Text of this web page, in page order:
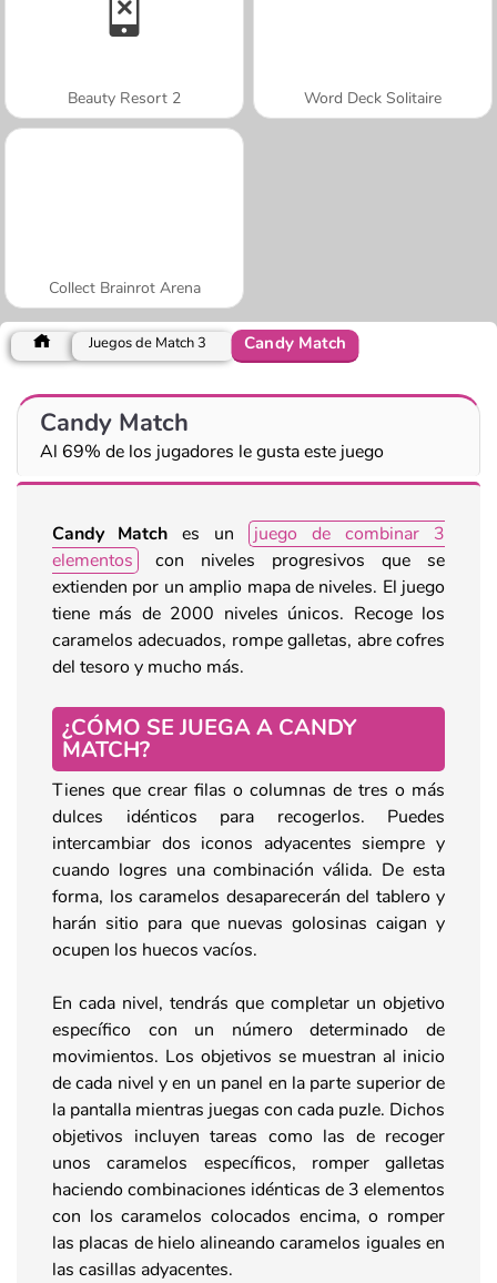
Beauty Resort 2 Word Deck Solitaire
Collect Brainrot Arena
Juegos de Match 3 Candy Match
Candy Match
Al 69% de los jugadores le gusta este juego
Candy Match es un
juego de combinar 3
elementos
con niveles progresivos que se
extienden por un amplio mapa de niveles. El juego
tiene más de 2000 niveles únicos. Recoge los
caramelos adecuados, rompe galletas, abre cofres
del tesoro y mucho más.
¿CÓMO SE JUEGA A CANDY
MATCH?
Tienes que crear filas o columnas de tres o más
dulces idénticos para recogerlos. Puedes
intercambiar dos iconos adyacentes siempre y
cuando logres una combinación válida. De esta
forma, los caramelos desaparecerán del tablero y
harán sitio para que nuevas golosinas caigan y
ocupen los huecos vacíos.
En cada nivel, tendrás que completar un objetivo
específico con un número determinado de
movimientos. Los objetivos se muestran al inicio
de cada nivel y en un panel en la parte superior de
la pantalla mientras juegas con cada puzle. Dichos
objetivos incluyen tareas como las de recoger
unos caramelos específicos, romper galletas
haciendo combinaciones idénticas de 3 elementos
con los caramelos colocados encima, o romper
las placas de hielo alineando caramelos iguales en
las casillas adyacentes.